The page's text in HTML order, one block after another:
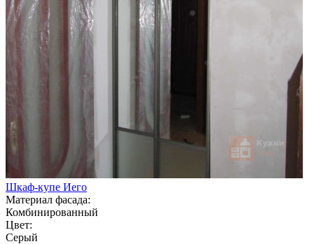
Шкаф-купе Иего
Материал фасада:
Комбинированный
Цвет:
Серый